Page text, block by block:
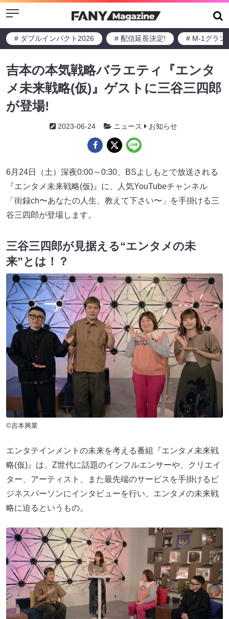
Menu
# ダブルインパクト2026 # 配信延長決定! # M-1グラン
吉本の本気戦略バラエティ『エンタ
メ未来戦略(仮)』ゲストに三谷三四郎
が登場!
2023-06-24 ニュース お知らせ
6月24日（土）深夜0:00～0:30、BSよしもとで放送される
『エンタメ未来戦略(仮)』に、人気YouTubeチャンネル
「街録ch〜あなたの人生、教えて下さい〜」を手掛ける三
谷三四郎が登場します。
三谷三四郎が見据える“エンタメの未
来”とは！？
©吉本興業
エンタテインメントの未来を考える番組『エンタメ未来戦
略(仮)』は、Z世代に話題のインフルエンサーや、クリエイ
ター、アーティスト、また最先端のサービスを手掛けるビ
ジネスパーソンにインタビューを行い、エンタメの未来戦
略に迫るというもの。